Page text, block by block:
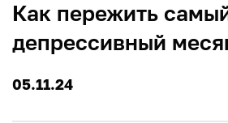
Как пережить
депрессивный
05.11.24